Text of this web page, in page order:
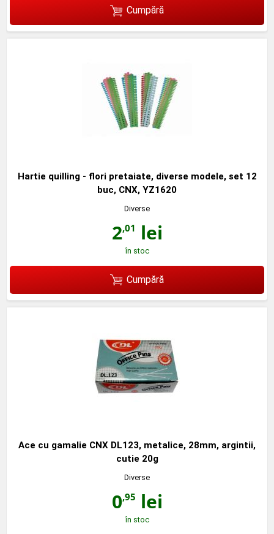
Cumpără
Hartie quilling - flori pretaiate, diverse modele, set 12
buc, CNX, YZ1620
Diverse
2,01 lei
în stoc
Cumpără
Ace cu gamalie CNX DL123, metalice, 28mm, argintii,
cutie 20g
Diverse
0,95 lei
în stoc